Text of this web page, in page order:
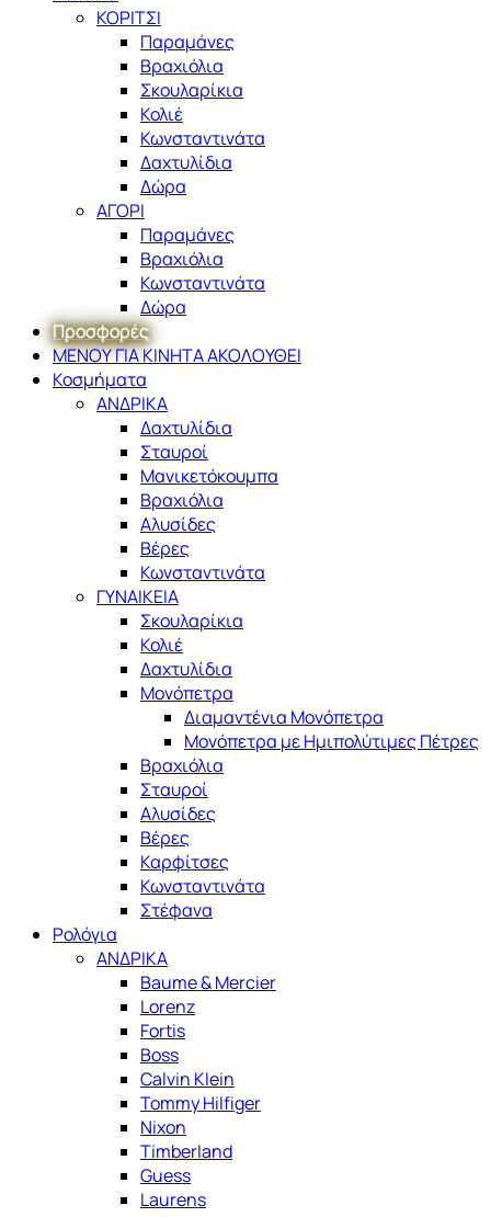
ΚΟΡΙΤΣΙ
Παραμάνες
Βραχιόλια
Σκουλαρίκια
Κολιέ
Κωνσταντινάτα
Δαχτυλίδια
Δώρα
ΑΓΟΡΙ
Παραμάνες
Βραχιόλια
Κωνσταντινάτα
Δώρα
Προσφορές
ΜΕΝΟΥ ΓΙΑ ΚΙΝΗΤΑ ΑΚΟΛΟΥΘΕΙ
Κοσμήματα
ΑΝΔΡΙΚΑ
Δαχτυλίδια
Σταυροί
Μανικετόκουμπα
Βραχιόλια
Αλυσίδες
Βέρες
Κωνσταντινάτα
ΓΥΝΑΙΚΕΙΑ
Σκουλαρίκια
Κολιέ
Δαχτυλίδια
Μονόπετρα
Διαμαντένια Μονόπετρα
Μονόπετρα με Ημιπολύτιμες Πέτρες
Βραχιόλια
Σταυροί
Αλυσίδες
Βέρες
Καρφίτσες
Κωνσταντινάτα
Στέφανα
Ρολόγια
ΑΝΔΡΙΚΑ
Baume & Mercier
Lorenz
Fortis
Boss
Calvin Klein
Tommy Hilfiger
Nixon
Timberland
Guess
Laurens